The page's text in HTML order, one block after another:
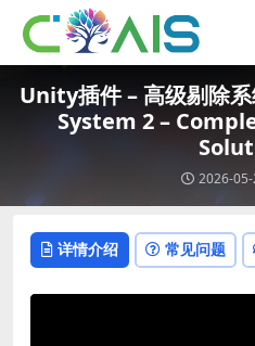
Unity插件 – 高级剔除
System 2 –
2026-
详情介绍 常见问题